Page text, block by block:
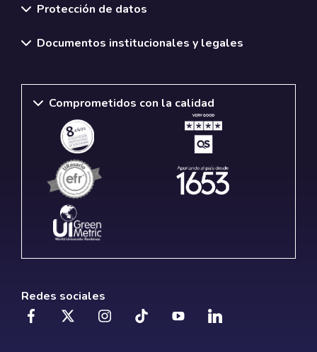
Protección de datos
Documentos institucionales y legales
Comprometidos con la calidad
Redes sociales